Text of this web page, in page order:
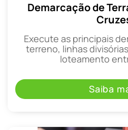
Demarcação de
Execute as principais
terreno, linhas
loteamento
Saiba